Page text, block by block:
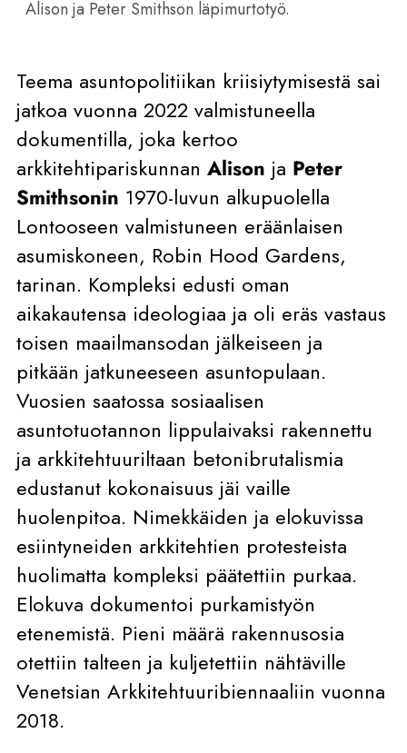
Alison ja Peter Smithson läpimurtotyö.
Teema asuntopolitiikan kriisiytymisestä sai
jatkoa vuonna 2022 valmistuneella
dokumentilla, joka kertoo
arkkitehtipariskunnan Alison ja Peter
Smithsonin 1970-luvun alkupuolella
Lontooseen valmistuneen eräänlaisen
asumiskoneen, Robin Hood Gardens,
tarinan. Kompleksi edusti oman
aikakautensa ideologiaa ja oli eräs vastaus
toisen maailmansodan jälkeiseen ja
pitkään jatkuneeseen asuntopulaan.
Vuosien saatossa sosiaalisen
asuntotuotannon lippulaivaksi rakennettu
ja arkkitehtuuriltaan betonibrutalismia
edustanut kokonaisuus jäi vaille
huolenpitoa. Nimekkäiden ja elokuvissa
esiintyneiden arkkitehtien protesteista
huolimatta kompleksi päätettiin purkaa.
Elokuva dokumentoi purkamistyön
etenemistä. Pieni määrä rakennusosia
otettiin talteen ja kuljetettiin nähtäville
Venetsian Arkkitehtuuribiennaaliin vuonna
2018.